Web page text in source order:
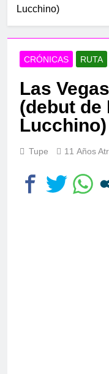
Lucchino)
CRÓNICAS RUTA
Las
(debut de
Lucchino)
Tupe 11 Años